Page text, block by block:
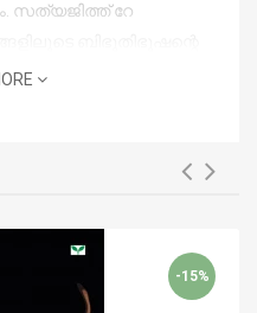
സത്യജിത്ത് റേ
-15%